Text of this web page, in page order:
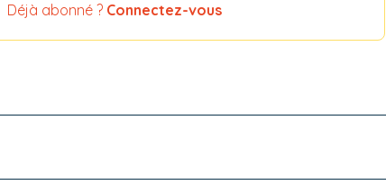
Déjà abonné ? Connectez-vous